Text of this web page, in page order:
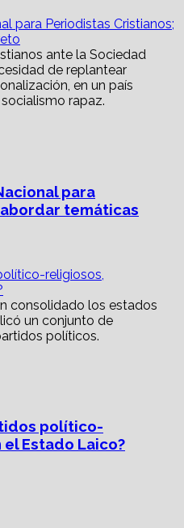
para Periodistas Cristianos;
para
temáticas
religiosos,
político-
Estado Laico?